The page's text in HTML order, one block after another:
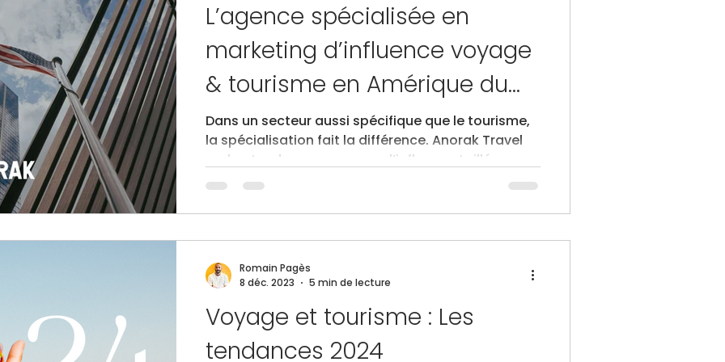
L’agence spécialisée en
marketing d’influence voyage
& tourisme en Amérique du
Nord
Dans un secteur aussi spécifique que le tourisme,
la spécialisation fait la différence. Anorak Travel
orchestre des campagnes d’influence taillées pour
les destinations, compagnies aériennes et
culturelle, durabilité et conversion — du rêve à la
réservation.
Voyage et tourisme : Les
tendances 2024
Romain Pagès
8 déc. 2023
5 min de lecture